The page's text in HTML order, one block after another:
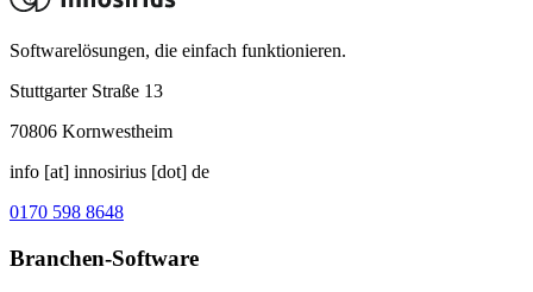
Softwarelösungen, die einfach funktionieren.
Stuttgarter Straße 13
70806 Kornwestheim
info [at] innosirius [dot] de
0170 598 8648
Branchen-Software